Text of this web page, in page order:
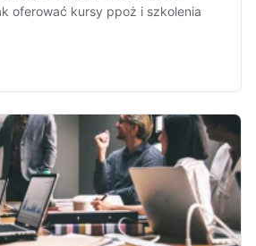
oferować kursy ppoż i szkolenia